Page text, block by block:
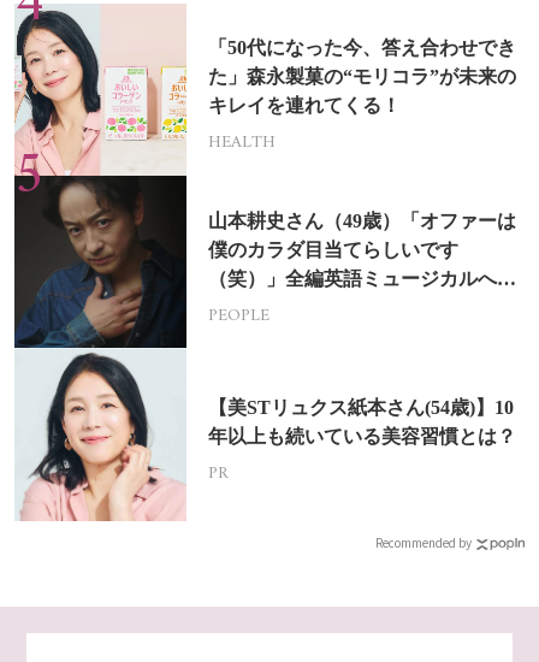
「50代になった今、答え合わせでき
た」森永製菓の“モリコラ”が未来の
キレイを連れてくる！
HEALTH
山本耕史さん（49歳）「オファーは
僕のカラダ目当てらしいです
（笑）」全編英語ミュージカルへの
挑戦
PEOPLE
【美STリュクス紙本さん(54歳)】10
年以上も続いている美容習慣とは？
PR
Recommended by